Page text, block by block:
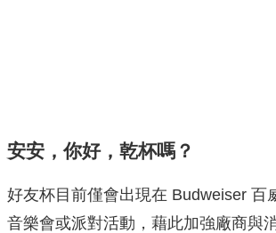
安安，你好，乾杯嗎？
好友杯目前僅會出現在 Budweiser 百
音樂會或派對活動，藉此加強廠商與